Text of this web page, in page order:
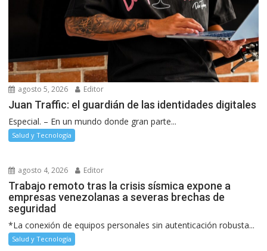
agosto 5, 2026 Editor
Juan Traffic: el guardián de las identidades digitales
Especial. – En un mundo donde gran parte...
Salud y Tecnología
agosto 4, 2026 Editor
Trabajo remoto tras la crisis sísmica expone a
empresas venezolanas a severas brechas de
seguridad
*La conexión de equipos personales sin autenticación robusta...
Salud y Tecnología